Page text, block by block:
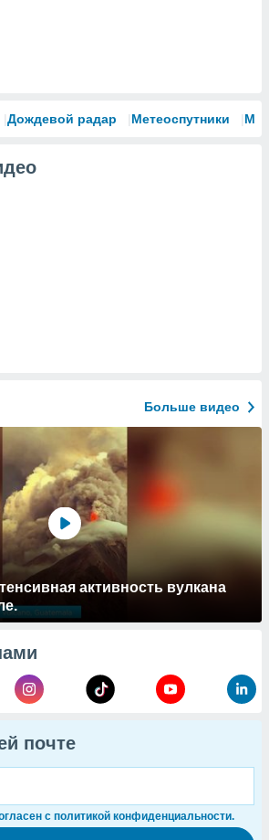
Дождевой радар Метеоспутники
Больше видео
активность вулкана
почте
с политикой конфиденциальности.